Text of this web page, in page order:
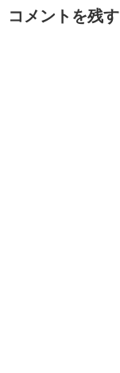
コメントを残す